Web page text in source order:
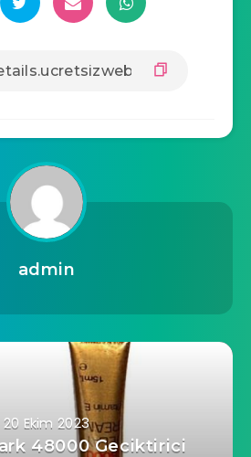
admin
20 Ekim 2023
48000 Geciktirici